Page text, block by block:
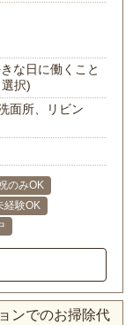
な日に働くこと
択)
面所、リビン
のみOK
経験OK
ンでのお掃除代